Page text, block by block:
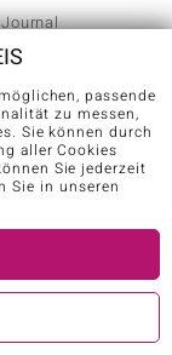
Journal
passende
zu messen,
Sie können durch
aller Cookies
Sie jederzeit
Sie in unseren